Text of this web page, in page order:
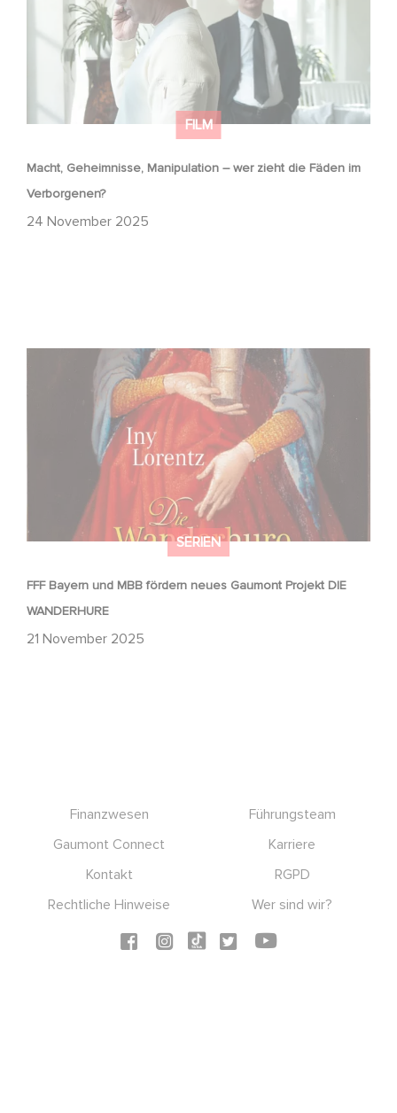
FILM
Macht, Geheimnisse, Manipulation – wer zieht die Fäden im
Verborgenen?
24 November 2025
SERIEN
FFF Bayern und MBB fördern neues Gaumont Projekt DIE
WANDERHURE
21 November 2025
FFF Bayern und MBB fördern neues Gaumont Projekt DIE
WANDERHURE
Finanzwesen
Führungsteam
Gaumont Connect
Karriere
Kontakt
RGPD
Rechtliche Hinweise
Wer sind wir?
Social icons